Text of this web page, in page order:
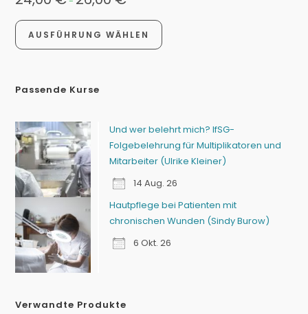
AUSFÜHRUNG WÄHLEN
Passende Kurse
Und wer belehrt mich? IfSG-
Folgebelehrung für Multiplikatoren und
Mitarbeiter (Ulrike Kleiner)
14 Aug. 26
Hautpflege bei Patienten mit
chronischen Wunden (Sindy Burow)
6 Okt. 26
Verwandte Produkte